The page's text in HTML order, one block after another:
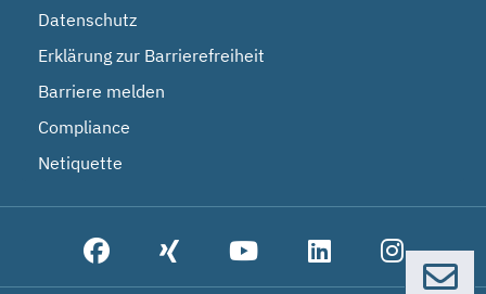
Datenschutz
Erklärung zur Barrierefreiheit
Barriere melden
Compliance
Netiquette